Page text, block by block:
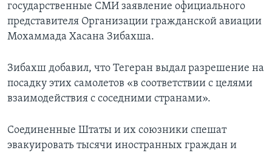
государственные СМИ заявление официального
представителя Организации гражданской авиации
Мохаммада Хасана Зибахша.
Зибахш добавил, что Тегеран выдал разрешение на
посадку этих самолетов «в соответствии с целями
взаимодействия с соседними странами».
Соединенные Штаты и их союзники спешат
эвакуировать тысячи иностранных граждан и